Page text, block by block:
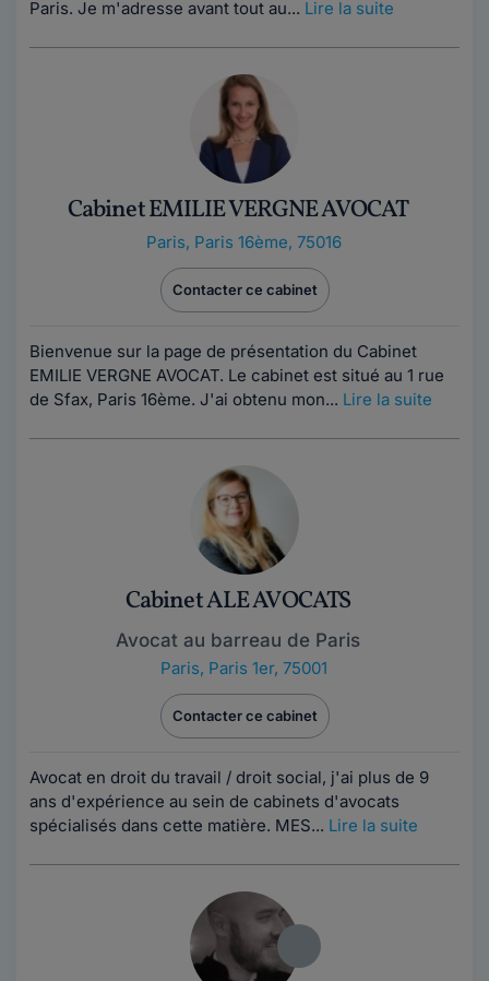
Paris. Je m'adresse avant tout au... Lire la suite
Cabinet EMILIE VERGNE AVOCAT
Paris, Paris 16ème, 75016
Contacter ce cabinet
Bienvenue sur la page de présentation du Cabinet
EMILIE VERGNE AVOCAT. Le cabinet est situé au 1 rue
de Sfax, Paris 16ème. J'ai obtenu mon... Lire la suite
Cabinet ALE AVOCATS
Avocat au barreau de Paris
Paris, Paris 1er, 75001
Contacter ce cabinet
Avocat en droit du travail / droit social, j'ai plus de 9
ans d'expérience au sein de cabinets d'avocats
spécialisés dans cette matière. MES... Lire la suite